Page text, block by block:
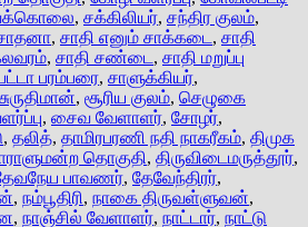
, சக்கிலியர், சந்திர குலம்,
, சாதி எனும் சாக்கடை , சாதி
, சாதி சண்டை , சாதி மறுப்பு
பரம்பரை, சாளுக்கியர்,
சுருதிமான், சூரிய குலம், செழுகை
, சைவ வேளாளர், சோழர்,
, தலித், தாமிரபரணி நதி நாகரீகம், திமுக
தொகுதி, திருவிடைமருத்தூர்,
பாவணர், தேவேந்திரர்,
, நம்பூதிரி, நாகை திருவள்ளுவன்,
, நாஞ்சில் வேளாளர், நாட்டார், நாட்டு